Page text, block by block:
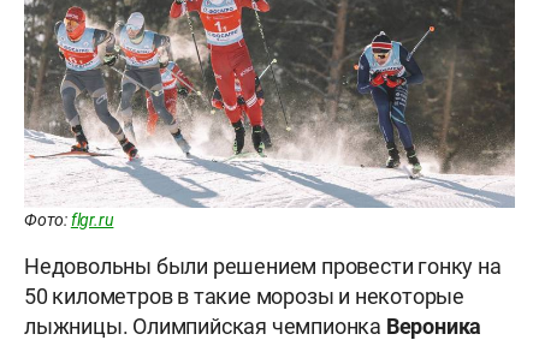
Фото:flgr.ru
Недовольны были решением провести гонку на
50 километров в такие морозы и некоторые
лыжницы. Олимпийская чемпионка Вероника